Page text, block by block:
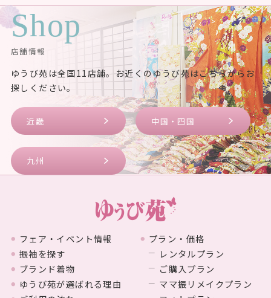
Shop
店舗情報
ゆうび苑は全国11店舗。お近くのゆうび苑はこちらからお
探しください。
近畿 中国・四国
九州
フェア・イベント情報
振袖を探す
ブランド着物
ゆうび苑が選ばれる理由
プラン・価格
レンタルプラン
ご購入プラン
ママ振リメイクプラン